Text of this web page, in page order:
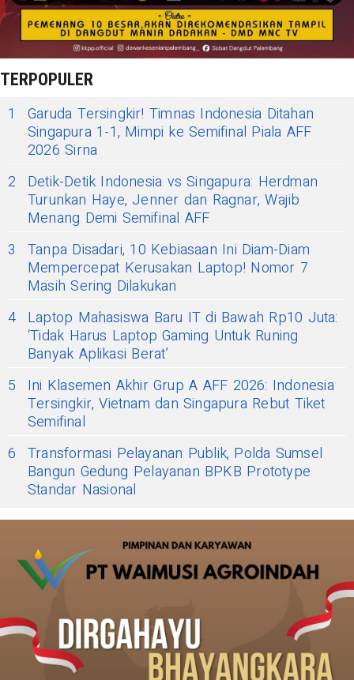
TERPOPULER
1
Garuda Tersingkir! Timnas Indonesia Ditahan
Singapura 1-1, Mimpi ke Semifinal Piala AFF
2026 Sirna
2
Detik-Detik Indonesia vs Singapura: Herdman
Turunkan Haye, Jenner dan Ragnar, Wajib
Menang Demi Semifinal AFF
3
Tanpa Disadari, 10 Kebiasaan Ini Diam-Diam
Mempercepat Kerusakan Laptop! Nomor 7
Masih Sering Dilakukan
4 Laptop Mahasiswa Baru IT di Bawah Rp10 Juta:
‘Tidak Harus Laptop Gaming Untuk Runing
Banyak Aplikasi Berat’
5
Ini Klasemen Akhir Grup A AFF 2026: Indonesia
Tersingkir, Vietnam dan Singapura Rebut Tiket
Semifinal
6 Transformasi Pelayanan Publik, Polda Sumsel
Bangun Gedung Pelayanan BPKB Prototype
Standar Nasional